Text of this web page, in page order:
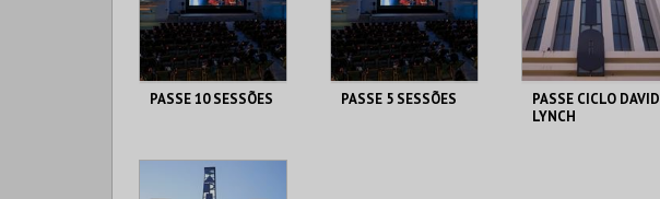
PASSE 10 SESSÕES
AQUISIÇÃO
PASSE 5 SESSÕES
PASSE CICLO DAVID
LYNCH